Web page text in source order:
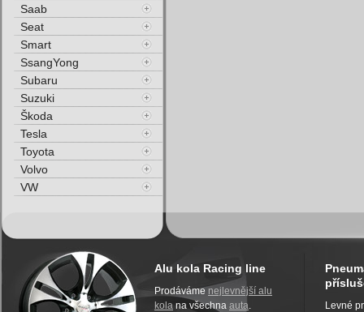
Saab
Seat
Smart
SsangYong
Subaru
Suzuki
Škoda
Tesla
Toyota
Volvo
VW
Alu kola Racing line
Prodáváme nejlevnější alu
kola na všechna auta.
Levné